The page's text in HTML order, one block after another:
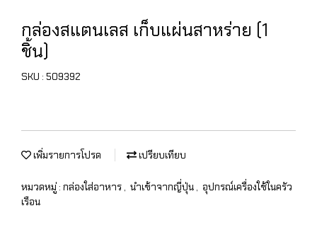
กล่องสแตนเลส เก็บแผ่นสาหร่าย (1
ชิ้น)
SKU : 509392
เพิ่มรายการโปรด เปรียบเทียบ
หมวดหมู่ : กล่องใส่อาหาร , นำเข้าจากญี่ปุ่น , อุปกรณ์เครื่องใช้ในครัว
เรือน